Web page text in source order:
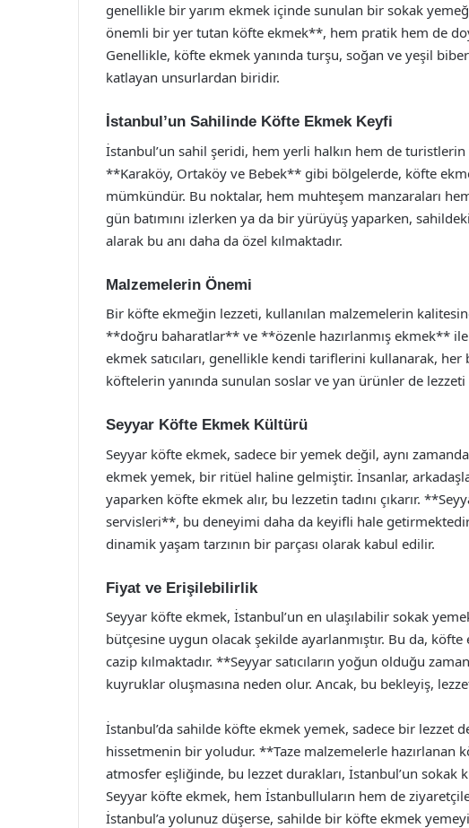
genellikle bir yarım ekmek içinde sunulan bir sokak
önemli bir yer tutan köfte ekmek**, hem pratik hem de
Genellikle, köfte ekmek yanında turşu, soğan ve yeşil
katlayan unsurlardan biridir.
İstanbul’un Sahilinde Köfte Ekmek Keyfi
İstanbul’un sahil şeridi, hem yerli halkın hem de
**Karaköy, Ortaköy ve Bebek** gibi bölgelerde, köfte
mümkündür. Bu noktalar, hem muhteşem manzaraları
gün batımını izlerken ya da bir yürüyüş yaparken,
alarak bu anı daha da özel kılmaktadır.
Malzemelerin Önemi
Bir köfte ekmeğin lezzeti, kullanılan malzemelerin
**doğru baharatlar** ve **özenle hazırlanmış ekmek** ile
ekmek satıcıları, genellikle kendi tariflerini kullanarak, her
köftelerin yanında sunulan soslar ve yan ürünler de lezzeti
Seyyar Köfte Ekmek Kültürü
Seyyar köfte ekmek, sadece bir yemek değil, aynı
ekmek yemek, bir ritüel haline gelmiştir. İnsanlar,
yaparken köfte ekmek alır, bu lezzetin tadını çıkarır.
servisleri**, bu deneyimi daha da keyifli hale
dinamik yaşam tarzının bir parçası olarak kabul edilir.
Fiyat ve Erişilebilirlik
Seyyar köfte ekmek, İstanbul’un en ulaşılabilir sokak
bütçesine uygun olacak şekilde ayarlanmıştır. Bu da,
cazip kılmaktadır. **Seyyar satıcıların yoğun olduğu
kuyruklar oluşmasına neden olur. Ancak, bu bekleyiş,
İstanbul’da sahilde köfte ekmek yemek, sadece bir lezzet
hissetmenin bir yoludur. **Taze malzemelerle
atmosfer eşliğinde, bu lezzet durakları, İstanbul’un sokak
Seyyar köfte ekmek, hem İstanbulluların hem de
İstanbul’a yolunuz düşerse, sahilde bir köfte ekmek